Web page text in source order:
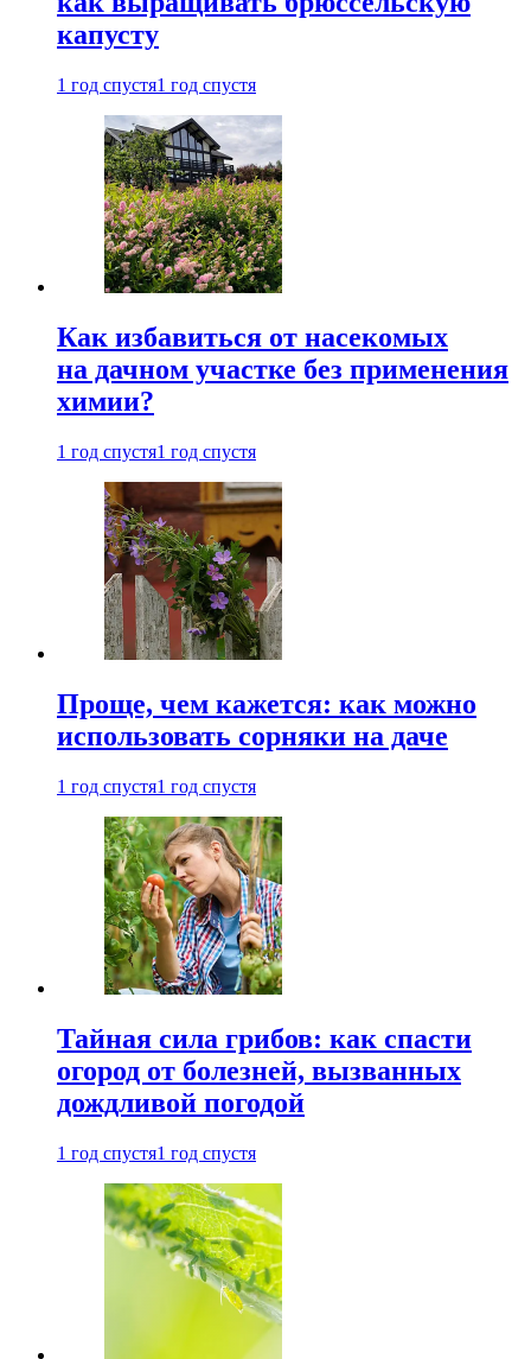
капусту
1 год спустя1 год спустя
Как избавиться от насекомых
на дачном участке без применения
химии?
1 год спустя1 год спустя
Проще, чем кажется: как можно
использовать сорняки на даче
1 год спустя1 год спустя
Тайная сила грибов: как спасти
огород от болезней, вызванных
дождливой погодой
1 год спустя1 год спустя